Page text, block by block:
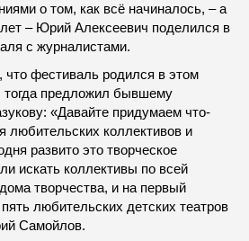
о том, как всё начиналось, – а
– Юрий Алексеевич поделился в
с журналистами.
что фестиваль родился в этом
тогда предложил бывшему
«Давайте придумаем что-
любительских коллективов и
развито это творческое
искать коллективы по всей
творчества, и на первый
любительских детских театров
Самойлов.